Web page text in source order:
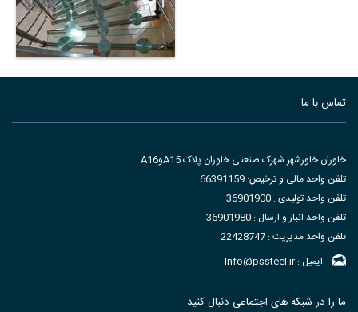
تماس با ما
خاوران خاورشهر شهرک صنعتی خاوران پلاک A15وA16
تلفن واحد مالی و ترخیص: 66391159
تلفن واحد تولیدی : 36901900
تلفن واحد انبار و ارسال : 36901980
تلفن واحد مدیریت : 22428747
ایمیل : Info@pssteel.ir
ما را در شبکه های اجتماعی دنبال کنید